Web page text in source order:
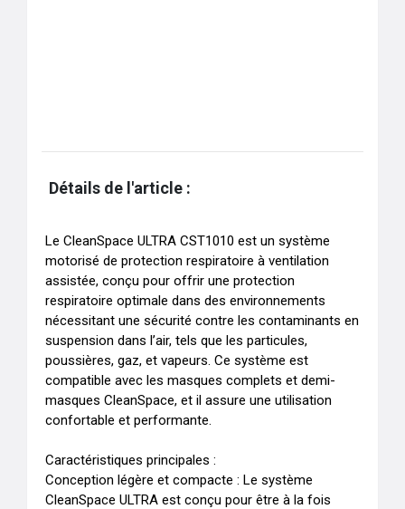
Détails de l'article :
Le CleanSpace ULTRA CST1010 est un système
motorisé de protection respiratoire à ventilation
assistée, conçu pour offrir une protection
respiratoire optimale dans des environnements
nécessitant une sécurité contre les contaminants en
suspension dans l’air, tels que les particules,
poussières, gaz, et vapeurs. Ce système est
compatible avec les masques complets et demi-
masques CleanSpace, et il assure une utilisation
confortable et performante.
Caractéristiques principales :
Conception légère et compacte : Le système
CleanSpace ULTRA est conçu pour être à la fois